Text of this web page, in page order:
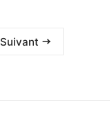
Suivant